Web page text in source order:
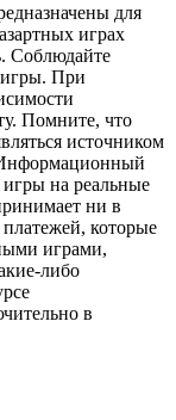
для
играх
Соблюдайте
игры. При
Помните, что
источником
Информационный
игры на реальные
ни в
которые
играми,
либо
в